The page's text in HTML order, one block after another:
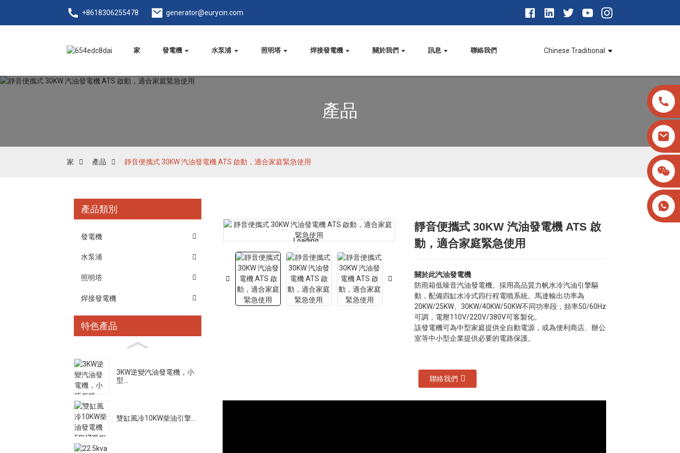
+8618306255478 generator@eurycin.com
家 發電機 水泵浦 照明塔 焊接發電機 關於我們 訊息 聯絡我們 Chinese Traditional
產品
家 產品 靜音便攜式 30KW 汽油發電機 ATS 啟動，適合家庭緊急使用
產品類別
發電機
水泵浦
照明塔
焊接發電機
特色產品
3KW逆變汽油發電機，小
型...
雙缸風冷10KW柴油引擎...
Loading...
Loading... Loading...
Loading...
靜音便攜式 30KW 汽油發電機 ATS 啟
動，適合家庭緊急使用
關於此汽油發電機
防雨箱低噪音汽油發電機。採用高品質力帆水冷汽油引擎驅
動，配備四缸水冷式四行程電噴系統。馬達輸出功率為
20KW/25KW、30KW/40KW/50KW不同功率段，頻率50/60Hz
可調，電壓110V/220V/380V可客製化。
該發電機可為中型家庭提供全自動電源，或為便利商店、辦公
室等中小型企業提供必要的電路保護。
聯絡我們